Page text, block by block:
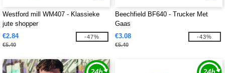
Westford mill WM407 - Klassieke
jute shopper
€2.84
€5.40
-47%
Beechfield BF640 - Trucker Met
Gaas
€3.08
€5.40
-43%